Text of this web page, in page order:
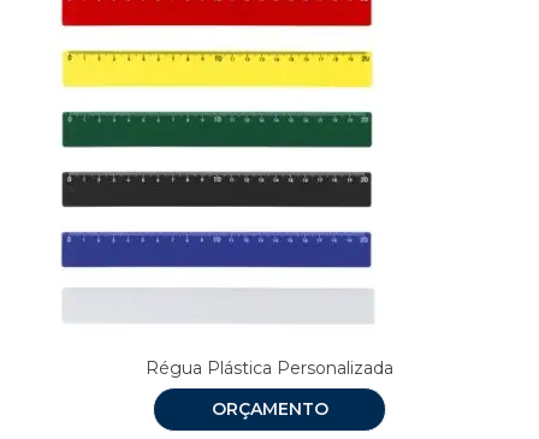
Régua Plástica Personalizada
ORÇAMENTO